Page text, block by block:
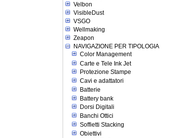
Velbon
VisibleDust
VSGO
Wellmaking
Zeapon
NAVIGAZIONE PER TIPOLOGIA
Color Management
Carte e Tele Ink Jet
Protezione Stampe
Cavi e adattatori
Batterie
Battery bank
Dorsi Digitali
Banchi Ottici
Soffietti Stacking
Obiettivi